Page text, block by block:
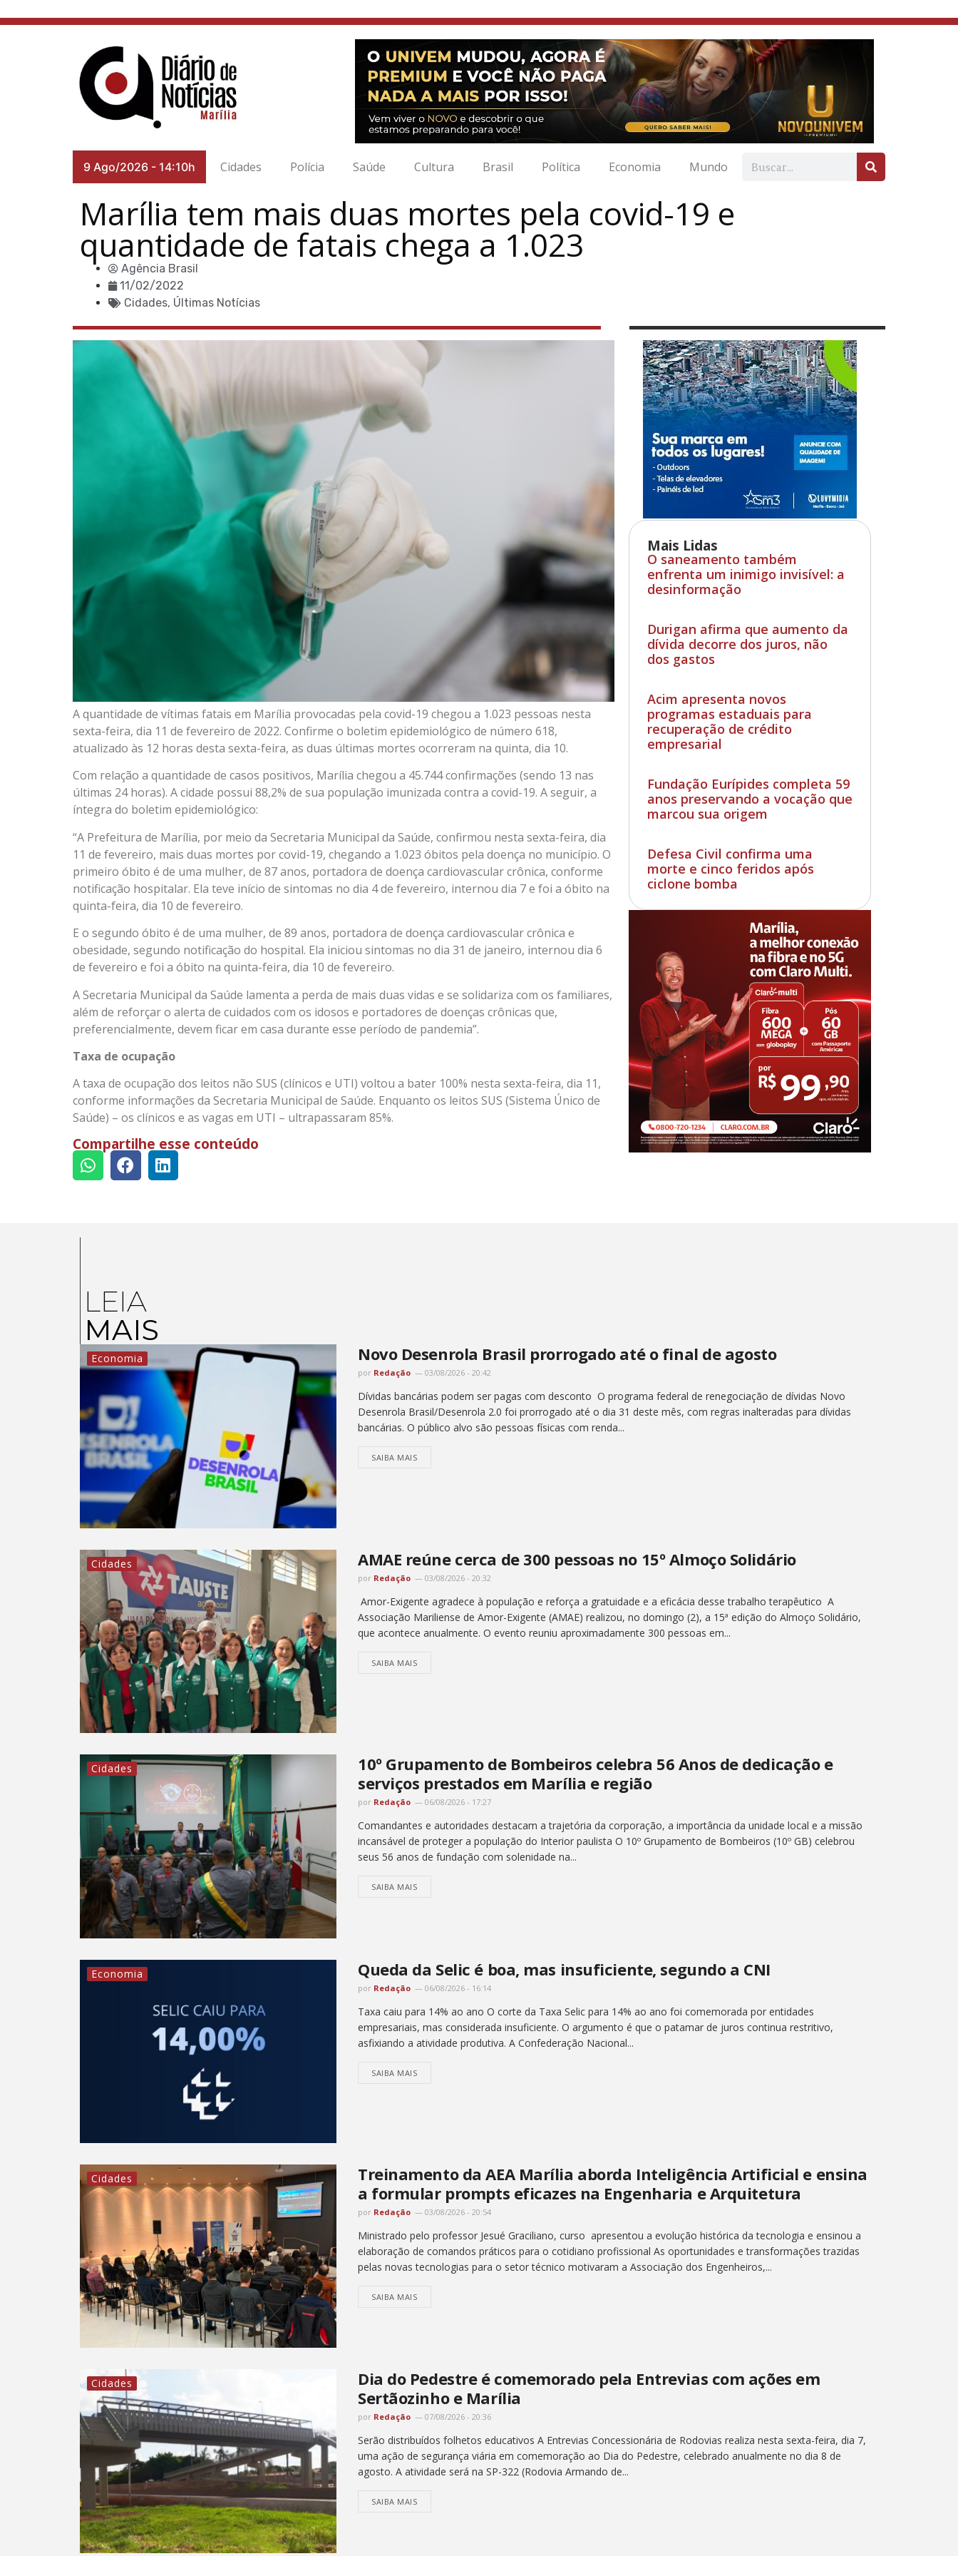
9 Ago/2026 - 14:10h Cidades Polícia Saúde Cultura Brasil Política Economia Mundo
Marília tem mais duas mortes pela covid-19 e
quantidade de fatais chega a 1.023
Agência Brasil
11/02/2022
Cidades, Últimas Notícias
Mais Lidas
O saneamento também
enfrenta um inimigo invisível: a
desinformação
Durigan afirma que aumento da
dívida decorre dos juros, não
dos gastos
Acim apresenta novos
programas estaduais para
recuperação de crédito
empresarial
Fundação Eurípides completa 59
anos preservando a vocação que
marcou sua origem
Defesa Civil confirma uma
morte e cinco feridos após
ciclone bomba
A quantidade de vítimas fatais em Marília provocadas pela covid-19 chegou a 1.023 pessoas nesta
sexta-feira, dia 11 de fevereiro de 2022. Confirme o boletim epidemiológico de número 618,
atualizado às 12 horas desta sexta-feira, as duas últimas mortes ocorreram na quinta, dia 10.
Com relação a quantidade de casos positivos, Marília chegou a 45.744 confirmações (sendo 13 nas
últimas 24 horas). A cidade possui 88,2% de sua população imunizada contra a covid-19. A seguir, a
íntegra do boletim epidemiológico:
“A Prefeitura de Marília, por meio da Secretaria Municipal da Saúde, confirmou nesta sexta-feira, dia
11 de fevereiro, mais duas mortes por covid-19, chegando a 1.023 óbitos pela doença no município. O
primeiro óbito é de uma mulher, de 87 anos, portadora de doença cardiovascular crônica, conforme
notificação hospitalar. Ela teve início de sintomas no dia 4 de fevereiro, internou dia 7 e foi a óbito na
quinta-feira, dia 10 de fevereiro.
E o segundo óbito é de uma mulher, de 89 anos, portadora de doença cardiovascular crônica e
obesidade, segundo notificação do hospital. Ela iniciou sintomas no dia 31 de janeiro, internou dia 6
de fevereiro e foi a óbito na quinta-feira, dia 10 de fevereiro.
A Secretaria Municipal da Saúde lamenta a perda de mais duas vidas e se solidariza com os familiares,
além de reforçar o alerta de cuidados com os idosos e portadores de doenças crônicas que,
preferencialmente, devem ficar em casa durante esse período de pandemia”.
Taxa de ocupação
A taxa de ocupação dos leitos não SUS (clínicos e UTI) voltou a bater 100% nesta sexta-feira, dia 11,
conforme informações da Secretaria Municipal de Saúde. Enquanto os leitos SUS (Sistema Único de
Saúde) – os clínicos e as vagas em UTI – ultrapassaram 85%.
Compartilhe esse conteúdo
LEIA
MAIS
Economia Novo Desenrola Brasil prorrogado até o final de agosto
por Redação 03/08/2026 - 20:42
Dívidas bancárias podem ser pagas com desconto O programa federal de renegociação de dívidas Novo
Desenrola Brasil/Desenrola 2.0 foi prorrogado até o dia 31 deste mês, com regras inalteradas para dívidas
bancárias. O público alvo são pessoas físicas com renda...
SAIBA MAIS
Cidades AMAE reúne cerca de 300 pessoas no 15º Almoço Solidário
por Redação 03/08/2026 - 20:32
Amor-Exigente agradece à população e reforça a gratuidade e a eficácia desse trabalho terapêutico A
Associação Mariliense de Amor-Exigente (AMAE) realizou, no domingo (2), a 15ª edição do Almoço Solidário,
que acontece anualmente. O evento reuniu aproximadamente 300 pessoas em...
SAIBA MAIS
Cidades
10º Grupamento de Bombeiros celebra 56 Anos de dedicação e
serviços prestados em Marília e região
por Redação 06/08/2026 - 17:27
Comandantes e autoridades destacam a trajetória da corporação, a importância da unidade local e a missão
incansável de proteger a população do Interior paulista O 10º Grupamento de Bombeiros (10º GB) celebrou
seus 56 anos de fundação com solenidade na...
SAIBA MAIS
Economia Queda da Selic é boa, mas insuficiente, segundo a CNI
por Redação 06/08/2026 - 16:14
Taxa caiu para 14% ao ano O corte da Taxa Selic para 14% ao ano foi comemorada por entidades
empresariais, mas considerada insuficiente. O argumento é que o patamar de juros continua restritivo,
asfixiando a atividade produtiva. A Confederação Nacional...
SAIBA MAIS
Cidades
Treinamento da AEA Marília aborda Inteligência Artificial e ensina
a formular prompts eficazes na Engenharia e Arquitetura
por Redação 03/08/2026 - 20:54
Ministrado pelo professor Jesué Graciliano, curso apresentou a evolução histórica da tecnologia e ensinou a
elaboração de comandos práticos para o cotidiano profissional As oportunidades e transformações trazidas
pelas novas tecnologias para o setor técnico motivaram a Associação dos Engenheiros,...
SAIBA MAIS
Cidades
Dia do Pedestre é comemorado pela Entrevias com ações em
Sertãozinho e Marília
por Redação 07/08/2026 - 20:36
Serão distribuídos folhetos educativos A Entrevias Concessionária de Rodovias realiza nesta sexta-feira, dia 7,
uma ação de segurança viária em comemoração ao Dia do Pedestre, celebrado anualmente no dia 8 de
agosto. A atividade será na SP-322 (Rodovia Armando de...
SAIBA MAIS